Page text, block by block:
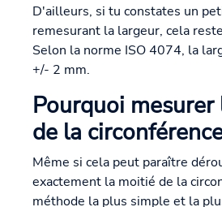
D'ailleurs, si tu constates un
remesurant la largeur, cela
Selon la norme ISO 4074, la
+/- 2 mm.
Pourquoi
de la
Même si cela peut paraître
exactement la moitié de la
méthode la plus simple et la